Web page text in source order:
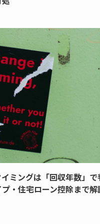
ミングは「回収年数」で
・住宅ローン控除まで解